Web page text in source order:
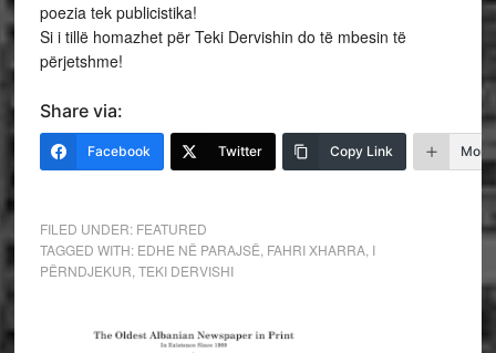
poezia tek publicistika!
Si i tillë homazhet për Teki Dervishin do të mbesin të
përjetshme!
Share via:
Facebook Twitter Copy Link More
FILED UNDER: FEATURED
TAGGED WITH: EDHE NË PARAJSË FAHRI XHARRA, I
PËRNDJEKUR TEKI DERVISHI